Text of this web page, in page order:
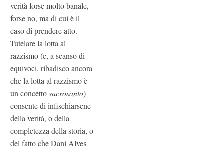
verità forse molto banale,
forse no, ma di cui è il
caso di prendere atto.
Tutelare la lotta al
razzismo (e, a scanso di
equivoci, ribadisco ancora
che la lotta al razzismo è
un concettosacrosanto)
consente di infischiarsene
della verità, o della
completezza della storia, o
del fatto che Dani Alves